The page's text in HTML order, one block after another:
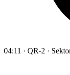
04:11 · QR-2 ·